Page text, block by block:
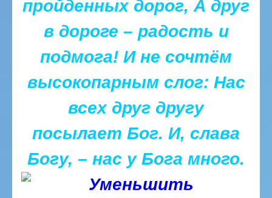
пройденных дорог, А друг
в дороге – радость и
подмога! И не сочтём
высокопарным слог: Нас
всех друг другу
посылает Бог. И, слава
Богу, – нас у Бога много.